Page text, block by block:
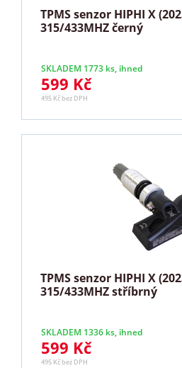
TPMS senzor HIPHI X
315/433MHZ černý
SKLADEM 1773 ks, ihned
599 Kč
495 Kč bez DPH
TPMS senzor HIPHI X
315/433MHZ stříbrný
SKLADEM 1336 ks, ihned
599 Kč
495 Kč bez DPH